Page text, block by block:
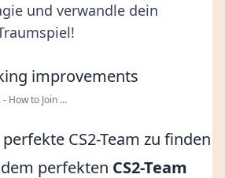
und verwandle dein
How to Join ...
CS2-Team zu finden
perfekten CS2-Team